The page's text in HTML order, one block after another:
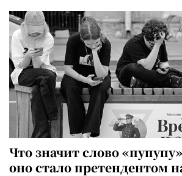
Что значит слово
оно стало претендентом